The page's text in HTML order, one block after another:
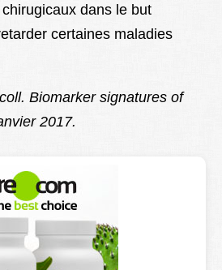
dans le but
certaines maladies
Biomarker signatures of
2017.